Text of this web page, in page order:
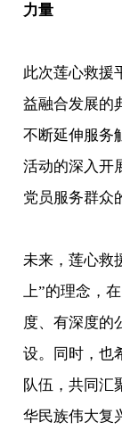
力量
此次莲心救援
益融合发展的
不断延伸服务
活动的深入开
党员服务群众
未来，莲心救
上”的理念，
度、有深度的
设。同时，也
队伍，共同汇
华民族伟大复